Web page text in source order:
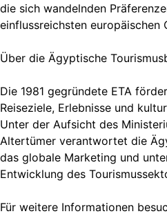
die sich wandelnden
einflussreichsten europäischen
Über die Ägyptische
Die 1981 gegründete ETA
Reiseziele, Erlebnisse und
Unter der Aufsicht des
Altertümer verantwortet die
das globale Marketing und
Entwicklung des
Für weitere Informationen